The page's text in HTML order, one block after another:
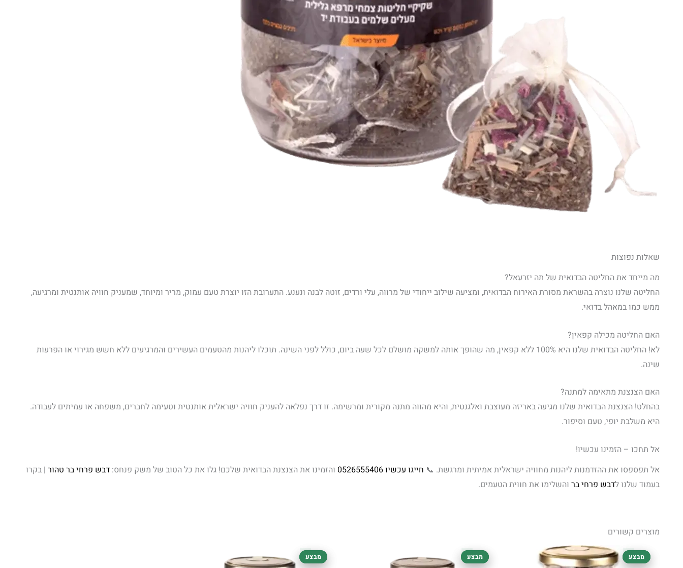
שאלות נפוצות
מה מייחד את החליטה הבדואית של תה יזרעאל?
החליטה שלנו נוצרה בהשראת מסורת האירוח הבדואית, ומציעה שילוב ייחודי של מרווה, עלי ורדים, זוטה לבנה ונענע. התערובת הזו יוצרת טעם עמוק, מריר ומיוחד, שמעניק חוויה אותנטית ומרגיעה,
ממש כמו במאהל בדואי.
האם החליטה מכילה קפאין?
לא! החליטה הבדואית שלנו היא 100% ללא קפאין, מה שהופך אותה למשקה מושלם לכל שעה ביום, כולל לפני השינה. תוכלו ליהנות מהטעמים העשירים והמרגיעים ללא חשש מגירוי או הפרעות
שינה.
האם הצנצנת מתאימה למתנה?
בהחלט! הצנצנת הבדואית שלנו מגיעה באריזה מעוצבת ואלגנטית, והיא מהווה מתנה מקורית ומרשימה. זו דרך נפלאה להעניק חוויה ישראלית אותנטית וטעימה לחברים, משפחה או עמיתים לעבודה.
היא משלבת יופי, טעם וסיפור.
אל תחכו – הזמינו עכשיו!
אל תפספסו את ההזדמנות ליהנות מחוויה ישראלית אמיתית ומרגשת. 📞 חייגו עכשיו 0526555406 והזמינו את הצנצנת הבדואית שלכם! גלו את כל הטוב של משק פנחס: דבש פרחי בר טהור | בקרו
בעמוד שלנו לדבש פרחי בר והשלימו את חווית הטעמים.
מוצרים קשורים
מבצע
מבצע
המחיר
המקורי
המחיר
הנוכחי
מבצע
מבצע
המקורי הנוכחי
מבצע
מבצע
המקורי הנוכחי